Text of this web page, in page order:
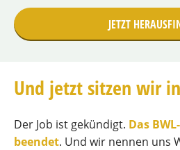
JETZT
Und jetzt sitzen wir
Der Job ist gekündigt. Das
beendet. Und wir nennen uns